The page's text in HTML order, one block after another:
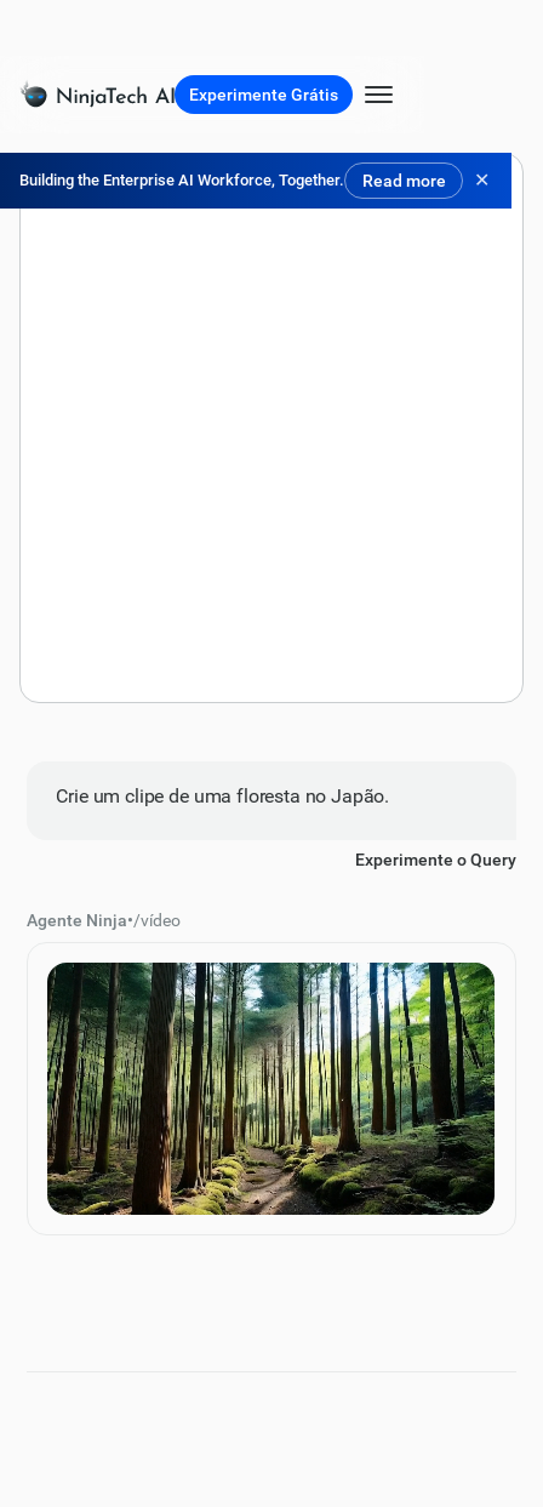
Building the Enterprise AI Workforce, Together. Read more ✕
Experimente Grátis
Crie um clipe de uma floresta no Japão.
Experimente o Query
Agente Ninja•/vídeo